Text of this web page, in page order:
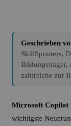
Geschrieben
SkillSprinters,
Bildungsträger,
zahlreiche zur
Microsoft Copilot
wichtigste